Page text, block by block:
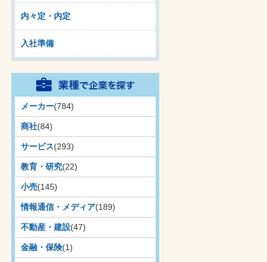
内々定・内定
入社準備
メーカー(784)
商社(84)
サービス(293)
教育・研究(22)
小売(145)
情報通信・メディア(189)
不動産・建設(47)
金融・保険(1)